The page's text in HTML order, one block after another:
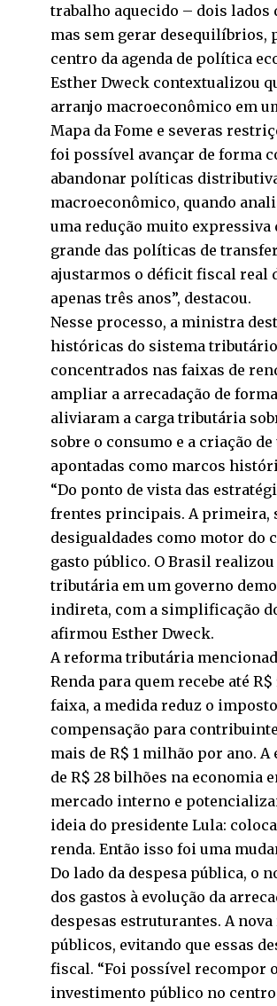
trabalho aquecido – dois lados
mas sem gerar desequilíbrios,
centro da agenda de política
Esther Dweck contextualizou
arranjo macroeconômico em
Mapa da Fome e severas
foi possível avançar de forma
abandonar políticas
macroeconômico, quando
uma redução muito
grande das políticas de
ajustarmos o déficit fiscal real
apenas três anos”, destacou.
Nesse processo, a ministra
históricas do sistema
concentrados nas faixas de
ampliar a arrecadação de
aliviaram a carga tributária
sobre o consumo e a criação
apontadas como marcos
“Do ponto de vista das
frentes principais. A primeira,
desigualdades como motor do
gasto público. O Brasil
tributária em um governo
indireta, com a simplificação
afirmou Esther Dweck.
A reforma tributária
Renda para quem recebe até
faixa, a medida reduz o
compensação para
mais de R$ 1 milhão por ano.
de R$ 28 bilhões na economia
mercado interno e
ideia do presidente Lula:
renda. Então isso foi uma
Do lado da despesa pública, o
dos gastos à evolução da
despesas estruturantes. A
públicos, evitando que essas
fiscal. “Foi possível recompor
investimento público no centro